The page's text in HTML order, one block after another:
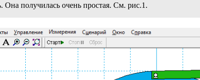
получилась очень простая. См. рис.1.